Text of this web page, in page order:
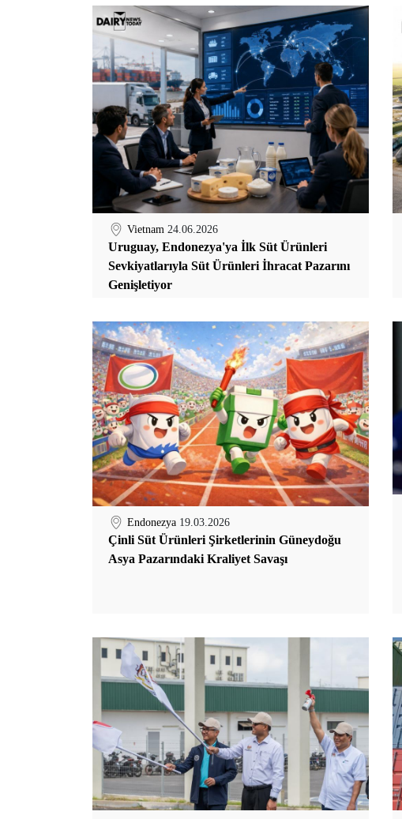
Vietnam 24.06.2026
Uruguay, Endonezya'ya İlk Süt Ürünleri
Sevkiyatlarıyla Süt Ürünleri İhracat Pazarını
Genişletiyor
Endonezya 19.03.2026
Çinli Süt Ürünleri Şirketlerinin Güneydoğu
Asya Pazarındaki Kraliyet Savaşı